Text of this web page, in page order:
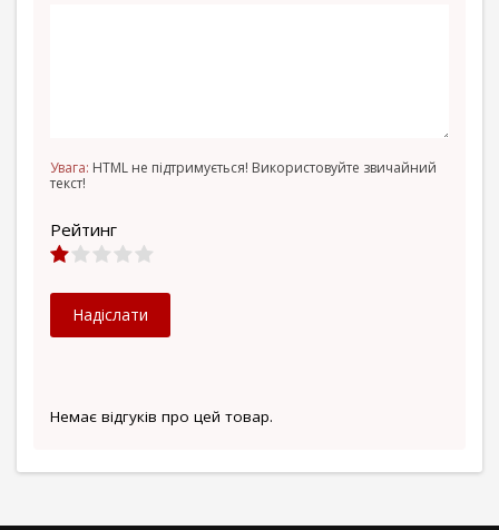
Немає відгуків про цей товар.
Увага: HTML не підтримується! Використовуйте звичайний
текст!
Рейтинг
Надіслати